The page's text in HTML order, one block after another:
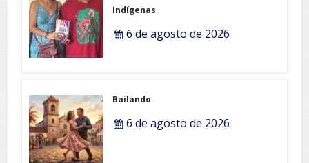
Indígenas
6 de agosto de 2026
Bailando
6 de agosto de 2026